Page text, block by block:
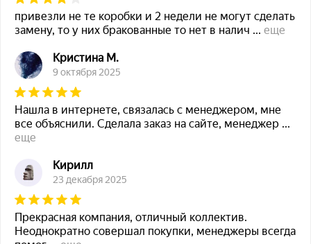
привезли не те коробки и 2 недели не могут сделать
замену, то у них бракованные то нет в налич ... еще
Кристина М.
9 октября 2025
Нашла в интернете, связалась с менеджером, мне
все объяснили. Сделала заказ на сайте, менеджер ...
еще
Кирилл
23 декабря 2025
Прекрасная компания, отличный коллектив.
Неоднократно совершал покупки, менеджеры всегда